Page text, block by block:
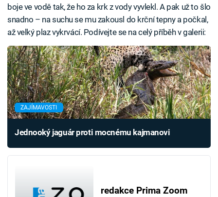
boje ve vodě tak, že ho za krk z vody vyvlekl. A pak už to šlo
snadno – na suchu se mu zakousl do krční tepny a počkal,
až velký plaz vykrvácí. Podívejte se na celý příběh v galerii:
ZAJÍMAVOSTI
Jednooký jaguár proti mocnému kajmanovi
redakce Prima Zoom